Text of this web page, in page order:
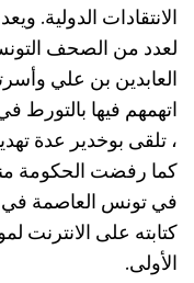
الانتقادات الدولية.
لعدد من الصحف
العابدين بن علي
اتهمهم فيها بالتورط
، تلقى بوخدير عدة
كما رفضت الحكومة
كتابته على الانترنت
الأولى.